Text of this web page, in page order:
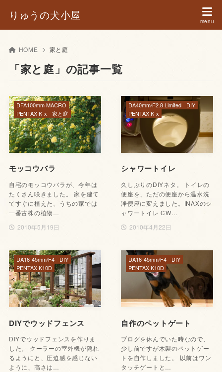
りゅうの犬小屋
HOME 家と庭
「家と庭」の記事一覧
モッコウバラ
自宅のモッコウバラが、今年は
たくさん咲きました。 家を建て
てすぐに植えた、うちの家では
一番古株の植物…
2010年5月19日
DFA100mm MACRO
PENTAX K-x
家と庭
シャワートイレ
久しぶりのDIYネタ。 トイレの
便座を、ただの便座から温水洗
浄便座に変えました。INAXのシ
ャワートイレ CW…
2010年4月22日
DA40mm/F2.8 Limited
DIY
PENTAX K-x
DIYでウッドフェンス
DIYでウッドフェンスを作りま
した。 クーラーの室外機が隠れ
るようにと、圧迫感を感じない
ように、高さは…
DA16-45mm/F4
DIY
PENTAX K10D
自作のペットゲート
ブログを休んでいた時なので、
少し前ですが木製のペットゲー
トを自作しました。 以前はワン
タッチゲートと…
DA16-45mm/F4
DIY
PENTAX K10D